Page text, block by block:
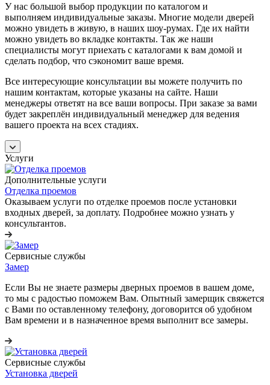
У нас большой выбор продукции по каталогом и
выполняем индивидуальные заказы. Многие модели дверей
можно увидеть в живую, в наших шоу-румах. Где их найти
можно увидеть во вкладке контакты. Так же наши
специалисты могут приехать с каталогами к вам домой и
сделать подбор, что сэкономит ваше время.
Все интересующие консультации вы можете получить по
нашим контактам, которые указаны на сайте. Наши
менеджеры ответят на все ваши вопросы. При заказе за вами
будет закреплён индивидуальный менеджер для ведения
вашего проекта на всех стадиях.
Услуги
Дополнительные услуги
Отделка проемов
Оказываем услуги по отделке проемов после установки
входных дверей, за доплату. Подробнее можно узнать у
консультантов.
Сервисные службы
Замер
Если Вы не знаете размеры дверных проемов в вашем доме,
то мы с радостью поможем Вам. Опытный замерщик свяжется
с Вами по оставленному телефону, договорится об удобном
Вам времени и в назначенное время выполнит все замеры.
Сервисные службы
Установка дверей